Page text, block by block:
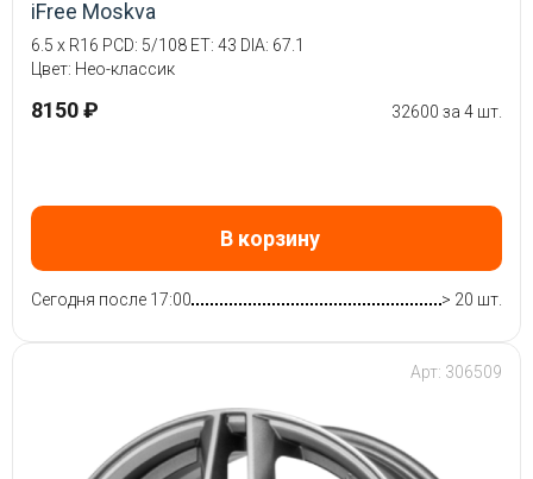
iFree Moskva
6.5 x R16 PCD: 5/108 ET: 43 DIA: 67.1
Цвет: Нео-классик
8150 ₽ 32600 за 4 шт.
В корзину
Сегодня после 17:00 > 20 шт.
Арт: 306509